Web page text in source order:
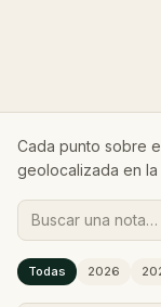
Cada punto sobre
geolocalizada en
Todas 2026